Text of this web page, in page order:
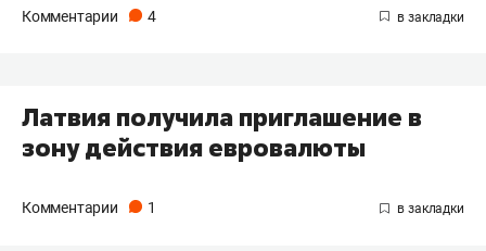
Комментарии 4
Латвия получила приглашение в
зону действия евровалюты
Комментарии 1